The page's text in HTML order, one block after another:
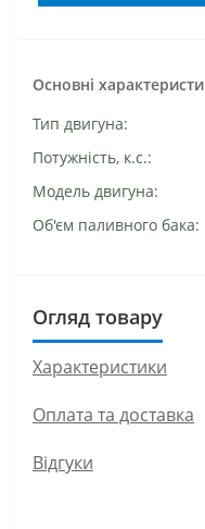
Основні
Тип двигуна:
Потужність, к.с.:
Модель двигуна:
Об'єм паливного бака:
Огляд товару
Характеристики
Оплата та доставка
Відгуки